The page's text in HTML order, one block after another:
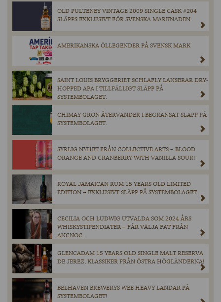
OLD PULTENEY VINTAGE 2009 SINGLE CASK #204
SLÄPPS EXKLUSIVT FÖR SVENSKA MARKNADEN
AMERIKANSKA ÖLLEGENDER PÅ SVENSK MARK
SAINT LOUIS BRYGGERIET SCHLAFLY LANSERAR DRY-
HOPPED APA I TILLFÄLLIGT SLÄPP PÅ
SYSTEMBOLAGET.
CHIMAY GRÖN ÅTERVÄNDER I BEGRÄNSAT SLÄPP PÅ
SYSTEMBOLAGET.
SYRLIG NYHET FRÅN COLLECTIVE ARTS – BLOOD
ORANGE AND CRANBERRY WITH VANILLA SOUR!
ROYAL JAMAICAN RUM 15 YEARS OLD LIMITED
EDITION – EXKLUSIVT SLÄPP PÅ SYSTEMBOLAGET.
CECILIA OCH LUDWIG UTVALDA SOM 2024 ÅRS
WHISKYSTIPENDIATER – FÅR VÄLJA FAT FRÅN
ANCNOC.
GLENCADAM 15 YEARS OLD SINGLE MALT RESERVA
DE JEREZ, KLASSIKER FRÅN ÖSTRA HÖGLÄNDERNA!
BELHAVEN BREWERYS WEE HEAVY LANDAR PÅ
SYSTEMBOLAGET!